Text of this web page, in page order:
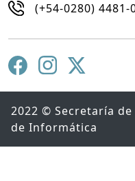
(+54-0280) 4481-
2022 © Secretaría
de Informática